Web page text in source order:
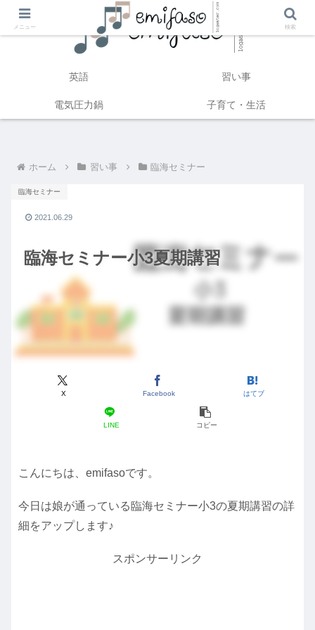
英語 習い事
電気圧力鍋 子育て・生活
ホーム 習い事 臨海セミナー
臨海セミナー小3夏期講習
臨海セミナー
X Facebook はてブ
LINE コピー
2021.06.29
こんにちは、emifasoです。
今日は娘が通っている臨海セミナー小3の夏期講習の詳
細をアップします♪
スポンサーリンク
メニュー 検索